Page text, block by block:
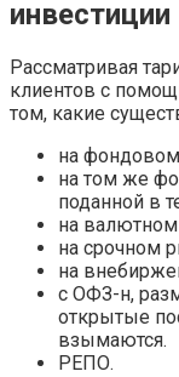
инвестиции
Рассматривая
клиентов с
том, какие
на
на том же
поданной в
на
на срочном
на
с ОФЗ-н,
открытые
взымаются.
РЕПО.